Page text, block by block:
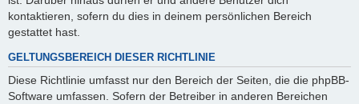
kontaktieren, sofern du dies in deinem persönlichen Bereich
gestattet hast.
GELTUNGSBEREICH DIESER RICHTLINIE
Diese Richtlinie umfasst nur den Bereich der Seiten, die die phpBB-
Software umfassen. Sofern der Betreiber in anderen Bereichen